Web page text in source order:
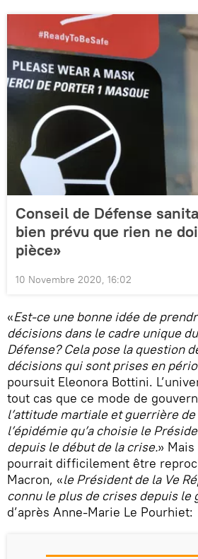
Conseil de Défense
bien prévu que rien ne
pièce»
10 Novembre 2020, 16:02
«Est-ce une bonne idée de
décisions dans le cadre unique
Défense? Cela pose la question
décisions qui sont prises en
poursuit Eleonora Bottini.
tout cas que ce mode de
l’attitude martiale et guerrière
l’épidémie qu’a choisie le
depuis le début de la crise.» Mais
pourrait difficilement être
Macron, «le Président de la Ve
connu le plus de crises depuis le
d’après Anne-Marie Le Pourhiet: